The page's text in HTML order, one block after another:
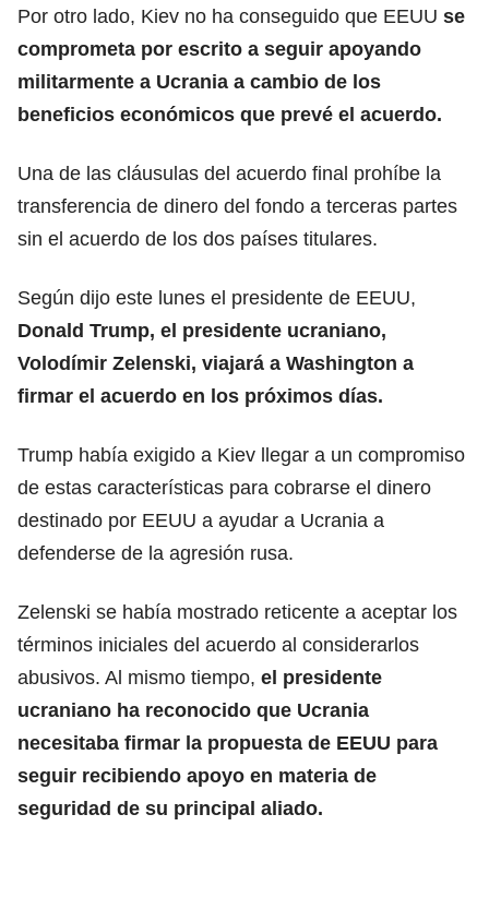
Por otro lado, Kiev no ha conseguido que EEUU se
comprometa por escrito a seguir apoyando
militarmente a Ucrania a cambio de los
beneficios económicos que prevé el acuerdo.
Una de las cláusulas del acuerdo final prohíbe la
transferencia de dinero del fondo a terceras partes
sin el acuerdo de los dos países titulares.
Según dijo este lunes el presidente de EEUU,
Donald Trump, el presidente ucraniano,
Volodímir Zelenski, viajará a Washington a
firmar el acuerdo en los próximos días.
Trump había exigido a Kiev llegar a un compromiso
de estas características para cobrarse el dinero
destinado por EEUU a ayudar a Ucrania a
defenderse de la agresión rusa.
Zelenski se había mostrado reticente a aceptar los
términos iniciales del acuerdo al considerarlos
abusivos. Al mismo tiempo, el presidente
ucraniano ha reconocido que Ucrania
necesitaba firmar la propuesta de EEUU para
seguir recibiendo apoyo en materia de
seguridad de su principal aliado.